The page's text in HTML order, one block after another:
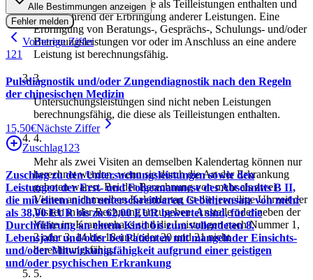
berechnungsfähig, die diese als Teilleistungen enthalten und
nicht während der Erbringung anderer Leistungen. Eine
Erbringung von Beratungs-, Gesprächs-, Schulungs- und/oder
Betreuungsleistungen vor oder im Anschluss an eine andere
Leistung ist berechnungsfähig.
3.
Untersuchungsleistungen sind nicht neben Leistungen
berechnungsfähig, die diese als Teilleistungen enthalten.
4.
Mehr als zwei Visiten an demselben Kalendertag können nur
berechnet werden, wenn sie durch die Art der Erkrankung
geboten waren. Bei der Berechnung von mehr als zwei
Visiten an demselben Kalendertag ist die jeweilige Uhrzeit der
Visiten in der Rechnung anzugeben. Anstelle oder neben der
Visite im Krankenhaus sind die Leistungen nach Nummer 1,
2 oder 3, 14 bis 18 und/oder 20 und 21 nicht
berechnungsfähig.
5.
Alle Bestimmungen anzeigen
Fehler melden
Vorherige Ziffer
121
Pulsdiagnostik und/oder Zungendiagnostik nach den Regeln
der chinesischen Medizin
15,50€Nächste Ziffer
Zuschlag123
Zuschlag zu den Untersuchungsleistungen sowie den
Leistungen der Erst- und Folgeanamnese des Abschnitts B II,
die mit einem nicht unterschreitbaren Gebührensatz von mehr
als 38,00 EUR bis zu 62,00 EUR bewertet sind, für die
Durchführung an einem Kind bis zum vollendeten 8.
Lebensjahr und/oder bei Patienten mit mangelnder Einsichts-
und/oder Mitwirkungsfähigkeit aufgrund einer geistigen
und/oder psychischen Erkrankung